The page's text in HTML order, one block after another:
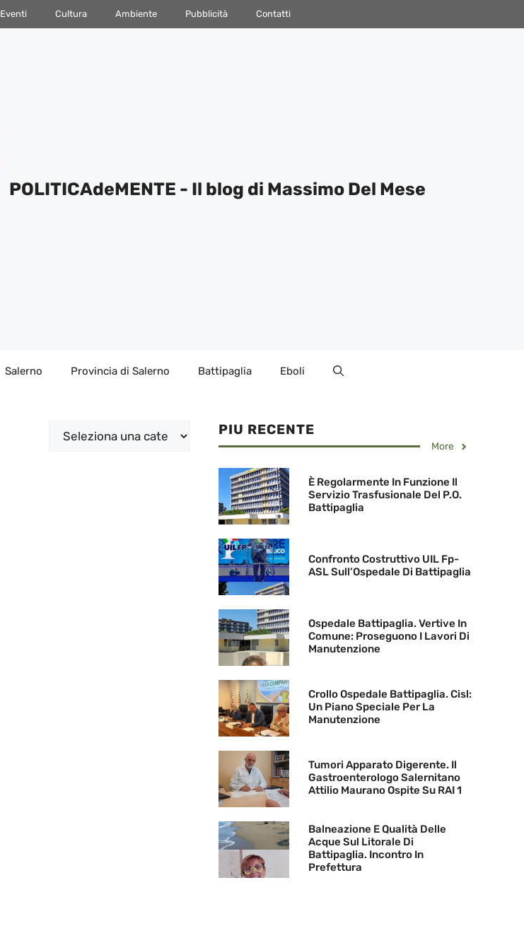
Eventi Cultura Ambiente Pubblicità Contatti
POLITICAdeMENTE - Il blog di Massimo Del Mese
Salerno Provincia di Salerno Battipaglia Eboli
Categorie PIU RECENTE
More
È Regolarmente In Funzione Il
Servizio Trasfusionale Del P.O.
Battipaglia
Confronto Costruttivo UIL Fp-
ASL Sull’Ospedale Di Battipaglia
Ospedale Battipaglia. Vertive In
Comune: Proseguono I Lavori Di
Manutenzione
Crollo Ospedale Battipaglia. Cisl:
Un Piano Speciale Per La
Manutenzione
Tumori Apparato Digerente. Il
Gastroenterologo Salernitano
Attilio Maurano Ospite Su RAI 1
Balneazione E Qualità Delle
Acque Sul Litorale Di
Battipaglia. Incontro In
Prefettura